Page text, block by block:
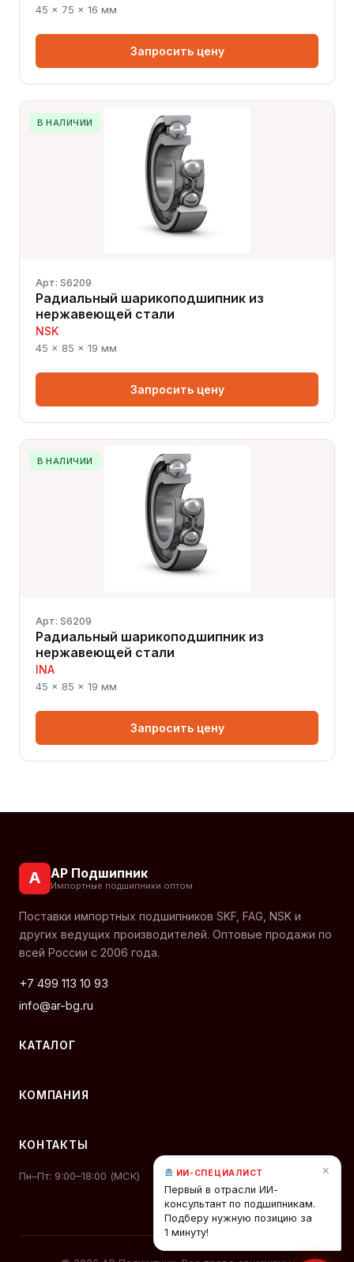
45 × 75 × 16 мм
Запросить цену
В НАЛИЧИИ
Арт: S6209
Радиальный шарикоподшипник из
нержавеющей стали
NSK
45 × 85 × 19 мм
Запросить цену
В НАЛИЧИИ
Арт: S6209
Радиальный шарикоподшипник из
нержавеющей стали
INA
45 × 85 × 19 мм
Запросить цену
А АР Подшипник
Импортные подшипники оптом
Поставки импортных подшипников SKF, FAG, NSK и
других ведущих производителей. Оптовые продажи по
всей России с 2006 года.
+7 499 113 10 93
info@ar-bg.ru
КАТАЛОГ
КОМПАНИЯ
КОНТАКТЫ
Пн–Пт: 9:00–18:00 (МСК) ×
ИИ-СПЕЦИАЛИСТ
Первый в отрасли ИИ-
консультант по подшипникам.
Подберу нужную позицию за
1 минуту!